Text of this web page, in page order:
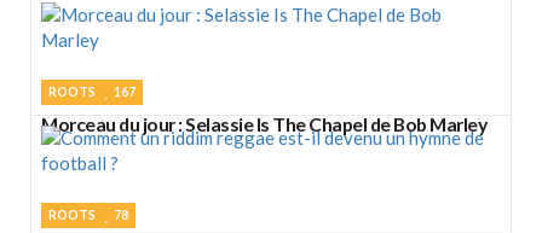
ROOTS 167
Morceau du jour : Selassie Is The Chapel de Bob Marley
ROOTS 78